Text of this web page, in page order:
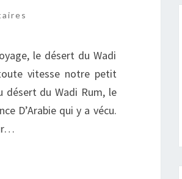
le désert du Wadi
vitesse notre petit
désert du Wadi Rum, le
D’Arabie qui y a vécu.